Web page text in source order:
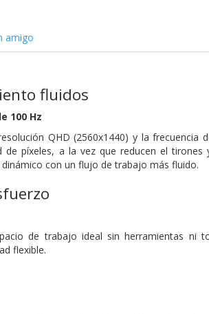
amigo
fluidos
100 Hz
QHD (2560x1440) y la frecuencia
píxeles, a la vez que reducen el
con un flujo de trabajo más fluido.
de trabajo ideal sin herramientas ni
flexible.